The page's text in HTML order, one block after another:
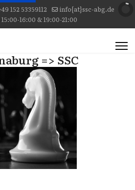
152 53359112
info{at}ssc-abg.de
16:00 & 19:00-21:00
=> SSC